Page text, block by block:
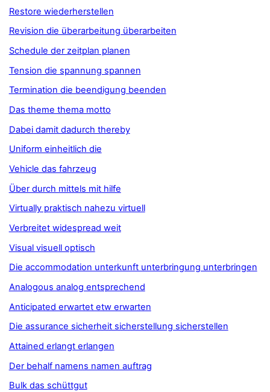
Restore wiederherstellen
Revision die überarbeitung überarbeiten
Schedule der zeitplan planen
Tension die spannung spannen
Termination die beendigung beenden
Das theme thema motto
Dabei damit dadurch thereby
Uniform einheitlich die
Vehicle das fahrzeug
Über durch mittels mit hilfe
Virtually praktisch nahezu virtuell
Verbreitet widespread weit
Visual visuell optisch
Die accommodation unterkunft unterbringung unterbringen
Analogous analog entsprechend
Anticipated erwartet etw erwarten
Die assurance sicherheit sicherstellung sicherstellen
Attained erlangt erlangen
Der behalf namens namen auftrag
Bulk das schüttgut